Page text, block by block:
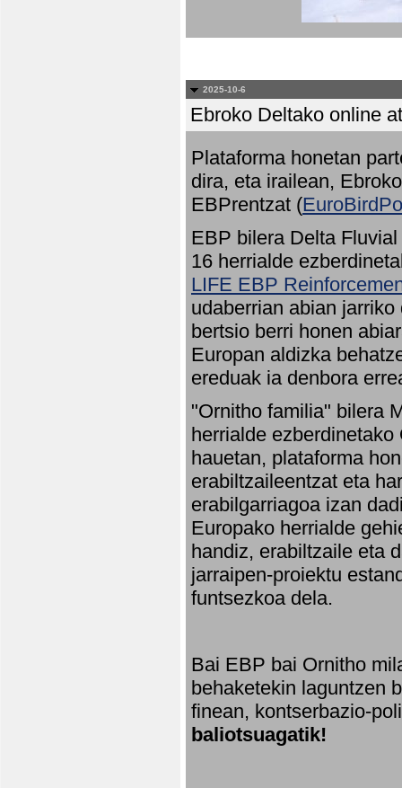
2025-10-6
Ebroko Deltako online
Plataforma honetan
dira, eta irailean,
EBPrentzat (
EBP bilera Delta
16 herrialde
LIFE EBP
udaberrian abian
bertsio berri honen
Europan aldizka
ereduak ia denbora
"Ornitho familia" bilera
herrialde
hauetan, plataforma
erabiltzaileentzat eta
erabilgarriagoa izan
Europako herrialde
handiz, erabiltzaile eta
jarraipen-proiektu
funtsezkoa dela.
Bai EBP bai Ornitho
behaketekin laguntzen
finean, kontserbazio-
baliotsuagatik!